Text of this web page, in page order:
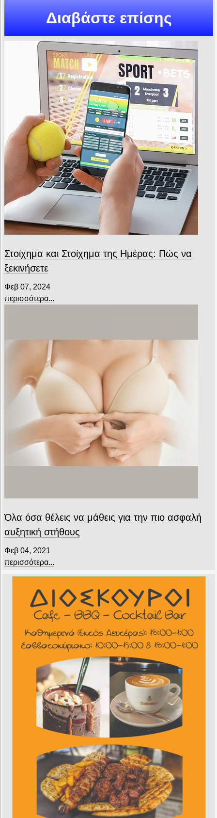
Διαβάστε επίσης
Στοίχημα και Στοίχημα της Ημέρας: Πώς να
ξεκινήσετε
Φεβ 07, 2024
περισσότερα...
Όλα όσα θέλεις να μάθεις για την πιο ασφαλή
αυξητική στήθους
Φεβ 04, 2021
περισσότερα...